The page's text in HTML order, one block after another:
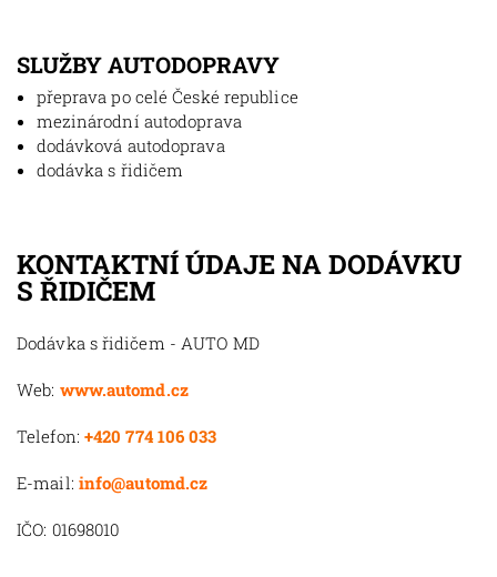
SLUŽBY AUTODOPRAVY
přeprava po celé České republice
mezinárodní autodoprava
dodávková autodoprava
dodávka s řidičem
KONTAKTNÍ ÚDAJE NA DODÁVKU
S ŘIDIČEM
Dodávka s řidičem - AUTO MD
Web: www.automd.cz
Telefon: +420 774 106 033
E-mail: info@automd.cz
IČO: 01698010